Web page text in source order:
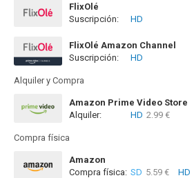
FlixOlé
Suscripción:
HD
FlixOlé Amazon Channel
Suscripción:
HD
Alquiler y Compra
Amazon Prime Video Store
Alquiler:
HD 2.99 €
Compra física
Amazon
Compra física: SD 5.59 € HD